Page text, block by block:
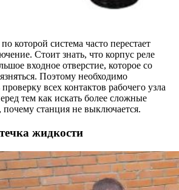
которой система часто перестает
Стоит знать, что корпус реле
входное отверстие, которое со
Поэтому необходимо
всех контактов рабочего узла
тем как искать более сложные
станция не выключается.
жидкости